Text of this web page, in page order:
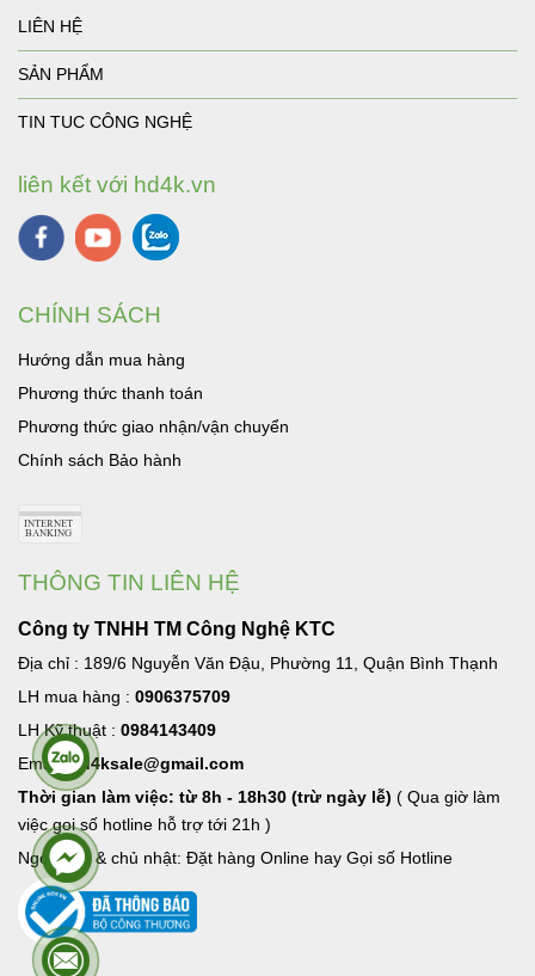
LIÊN HỆ
SẢN PHẨM
TIN TUC CÔNG NGHỆ
liên kết với hd4k.vn
CHÍNH SÁCH
Hướng dẫn mua hàng
Phương thức thanh toán
Phương thức giao nhận/vận chuyển
Chính sách Bảo hành
THÔNG TIN LIÊN HỆ
Công ty TNHH TM Công Nghệ KTC
Địa chỉ : 189/6 Nguyễn Văn Đậu, Phường 11, Quận Bình Thạnh
LH mua hàng : 0906375709
LH Kỹ thuật : 0984143409
Email:hd4ksale@gmail.com
Thời gian làm việc: từ 8h - 18h30 (trừ ngày lễ) ( Qua giờ làm
việc goi số hotline hỗ trợ tới 21h )
Ngoài giờ & chủ nhật: Đặt hàng Online hay Gọi số Hotline